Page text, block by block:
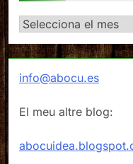
Arxius
info@abocu.es
El meu altre blog: